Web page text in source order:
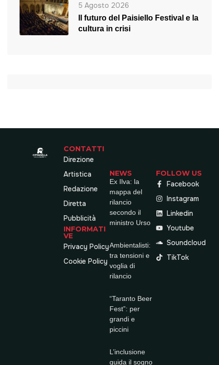
5 Agosto 2026
Il futuro del Paisiello Festival e la
cultura in crisi
CONTATTI
Direzione
Artistica
Redazione
Diretta
Pubblicità
INFORMATI
VE
Privacy Policy
Cookie Policy
NEWS
Ex Ilva: la
mappa del
rilancio
secondo il
ministro Urso
Ambientalisti:
tra tensioni e
voglia di
rilancio
“Taranto Beer
Fest”: per
grandi e
piccini
L’inclusione
guida il sogno
FOLLOW US
Facebook
Instagram
Linkedin
Youtube
Soundcloud
TikTok